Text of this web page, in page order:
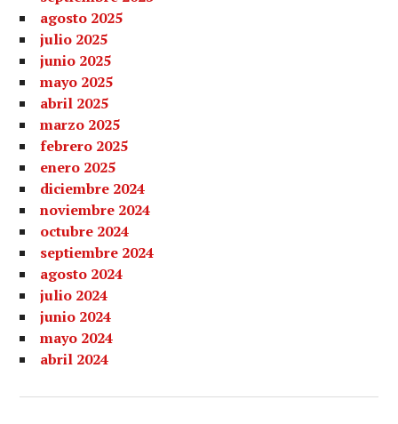
agosto 2025
julio 2025
junio 2025
mayo 2025
abril 2025
marzo 2025
febrero 2025
enero 2025
diciembre 2024
noviembre 2024
octubre 2024
septiembre 2024
agosto 2024
julio 2024
junio 2024
mayo 2024
abril 2024